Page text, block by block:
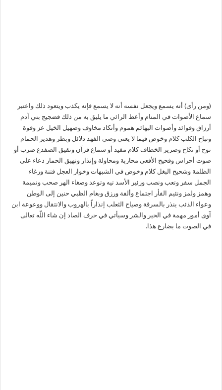
(ومن رأى) أنه يسمع ويجعل نفسه أنه لا يسمع فإنه يكذب ويتعود ذلك واعتبر
سماع الأصوات في المنام وأعط الرائي ما يليق به من ذلك فضجيج بني آدم
أرزاق وفوائد وأصوات البهائم هموم وأنكاد مخاوف وصهيل الخيل عز وقوة
ونباح الكلب كلام وخوض فيما لا يعني وصي الفهد دلائل وبطر وهدير الحمام
نوح أو نكاح وصرير الخطاف كلام مفيد أو سماع قرآن ونقيق الضفدع ضرب أو
صوت أحراس وفحيح الأفعى محاربة ومحاولة وإنذار ونهيق الحمار دعاء على
الظلمة وشحيح البغل كلام وخوض في الشبهات وخوار العجل فتنة ورغاء
الجمل سفر وتعب ونصب وزئير الأسد تيه وتوعد وضغاء الهر صحب ونميمة
وهمز ولمز ونئيم الفأر اجتماع وألفة ورزق وبغام الظبي حنين إلى الوطن
وعواء الذئب ينذر بالسرقة وصياح الثعلب إنذاراً بالهروب والانتقال ووعوعة ابن
آوى أمور مهمة في الخير والشر وسيأتي في حرف الصاد إن شاء اللّه تعالى
في الصوت ما يضارع هذا.